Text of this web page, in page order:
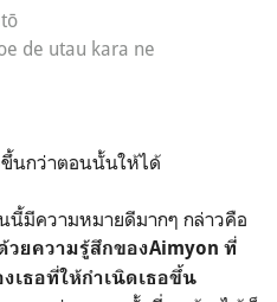
de utau kara ne
ขึ้นกว่าตอนนั้นให้ได้
นี้มีความหมายดีมากๆ กล่าวคือ
ยความรู้สึกของAimyon ที่
ธอที่ให้กำเนิดเธอขึ้น